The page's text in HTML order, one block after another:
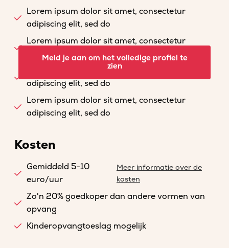
Lorem ipsum dolor sit amet, consectetur
adipiscing elit, sed do
Lorem ipsum dolor sit amet, consectetur
adipiscing elit, sed do
Lorem ipsum dolor sit amet, consectetur
adipiscing elit, sed do
Lorem ipsum dolor sit amet, consectetur
adipiscing elit, sed do
Meld je aan om het volledige profiel te
zien
Kosten
Gemiddeld 5-10
euro/uur
Meer informatie over de
kosten
Zo'n 20% goedkoper dan andere vormen van
opvang
Kinderopvangtoeslag mogelijk